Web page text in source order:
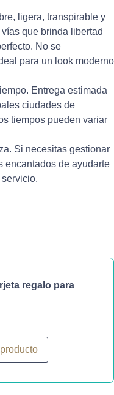
ligera, transpirable y
que brinda libertad
No se
para un look moderno
Entrega estimada
ciudades de
tiempos pueden variar
Si necesitas gestionar
encantados de ayudarte
regalo para